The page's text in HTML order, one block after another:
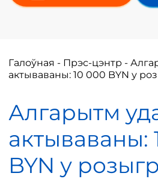
Галоўная - Прэс-цэнтр -
актываваны: 10 000 BYN у
Алгарытм
актываваны:
BYN у